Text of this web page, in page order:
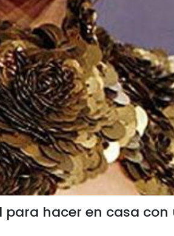
hacer en casa con